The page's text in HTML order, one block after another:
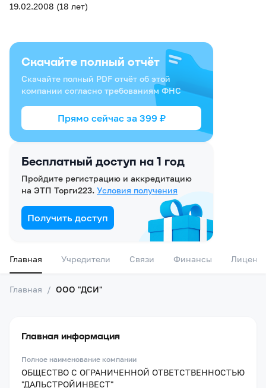
19.02.2008 (18 лет)
Бесплатный доступ на 1 год
Пройдите регистрацию и аккредитацию
на ЭТП Торги223. Условия получения
Получить доступ
Скачайте полный отчёт
Скачайте полный PDF отчёт об этой
компании согласно требованиям ФНС
Прямо сейчас за 399 ₽
Главная Учредители Связи Финансы
Главная / ООО "ДСИ"
Главная информация
Полное наименование компании
ОБЩЕСТВО С ОГРАНИЧЕННОЙ ОТВЕТСТВЕННОСТЬЮ
"ДАЛЬСТРОЙИНВЕСТ"